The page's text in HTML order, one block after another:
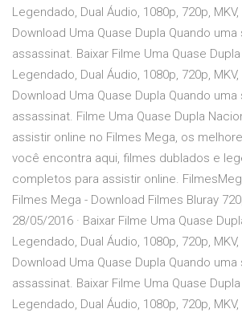
Legendado, Dual Áudio, 1080p, 720p,
Download Uma Quase Dupla Quando
assassinat. Baixar Filme Uma Quase
Legendado, Dual Áudio, 1080p, 720p,
Download Uma Quase Dupla Quando
assassinat. Filme Uma Quase Dupla
assistir online no Filmes Mega, os
você encontra aqui, filmes dublados e
completos para assistir online.
Filmes Mega - Download Filmes Bluray
28/05/2016 · Baixar Filme Uma Quase
Legendado, Dual Áudio, 1080p, 720p,
Download Uma Quase Dupla Quando
assassinat. Baixar Filme Uma Quase
Legendado, Dual Áudio, 1080p, 720p,